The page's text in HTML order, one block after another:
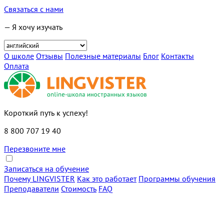
Связаться с нами
— Я хочу изучать
О школе Отзывы Полезные материалы Блог Контакты
Оплата
Короткий путь к успеху!
8 800 707 19 40
Перезвоните мне
Записаться на обучение
Почему LINGVISTER Как это работает Программы обучения
Преподаватели Стоимость FAQ